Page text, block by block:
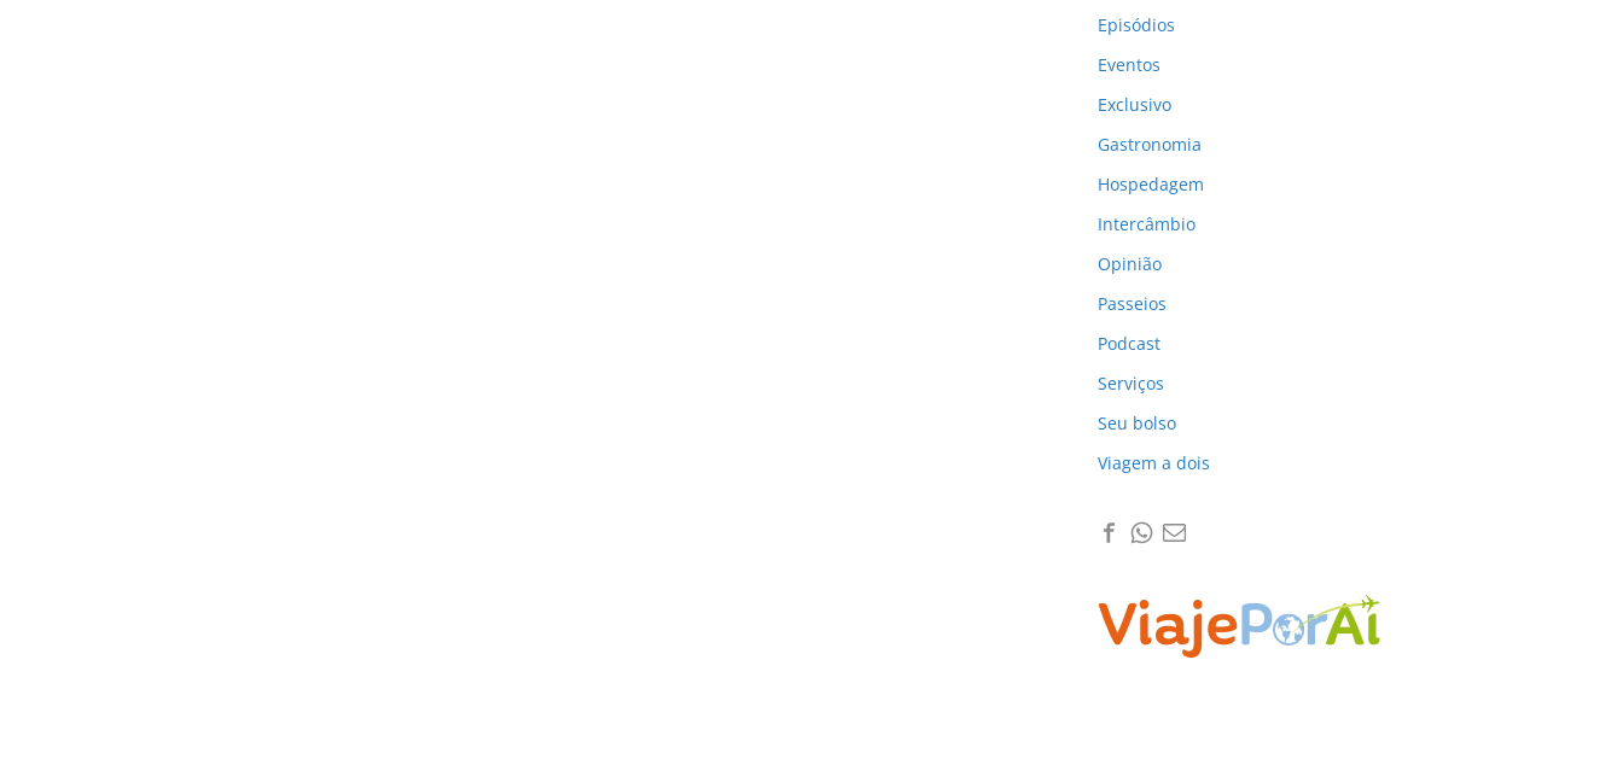
Episódios
Eventos
Exclusivo
Gastronomia
Hospedagem
Intercâmbio
Opinião
Passeios
Podcast
Serviços
Seu bolso
Viagem a dois